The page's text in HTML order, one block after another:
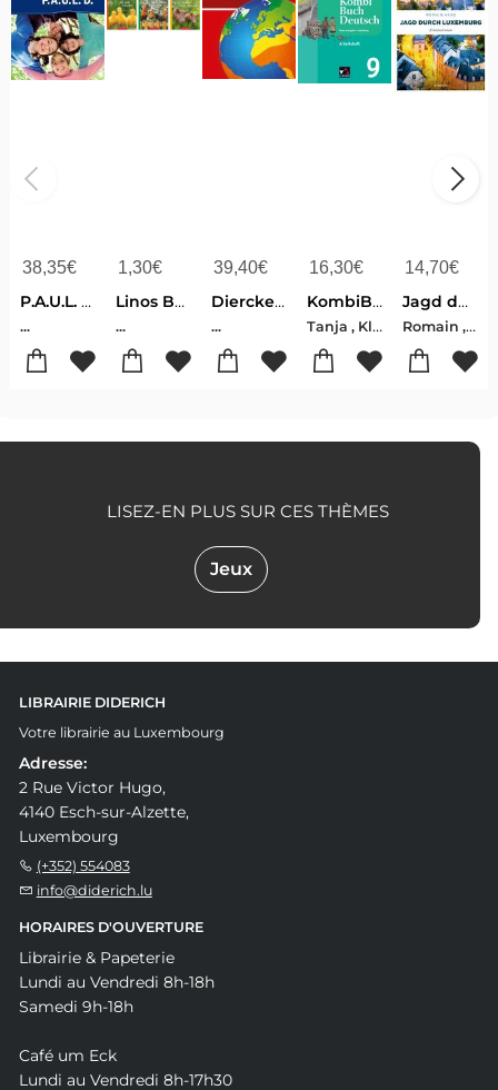
38,35€
P.A.U.L. D. (Paul) 6. Schülerbuch. Realschule
...
1,30€
Linos Bauernhof-bildergeschichten - (6 X 10 Ex.)
...
39,40€
Diercke Universalatlas Luxemburg 2020
...
16,30€
KombiBuch Deutsch Luxemburg AH 9 - neu
Tanja , Klingbeil-Jérôme , Schaul-Liliane , Staus-Stéphanie , Konnen-Rolande , Linden-Christiane , Schmitz-Ursula , Spichale-Mady , Weydert-Sophie , Engel-Christiane , Hamen-Muriel , Meyers
14,70€
Jagd durch Luxemburg
Romain , Haas
Jeux
LISEZ-EN PLUS SUR CES THÈMES
LIBRAIRIE DIDERICH
Votre librairie au Luxembourg
Adresse:
2 Rue Victor Hugo,
4140 Esch-sur-Alzette,
Luxembourg
(+352) 554083
info@diderich.lu
HORAIRES D'OUVERTURE
Librairie & Papeterie
Lundi au Vendredi 8h-18h
Samedi 9h-18h
Café um Eck
Lundi au Vendredi 8h-17h30